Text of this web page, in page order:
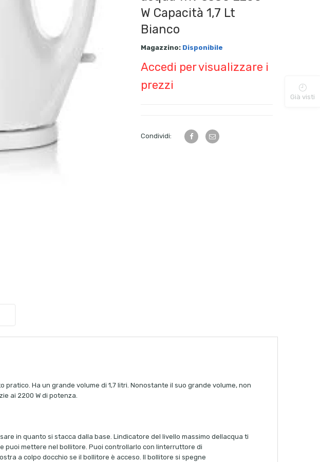
W Capacità 1,7 Lt
Bianco
Magazzino: Disponibile
Accedi per visualizzare i
prezzi
Condividi:
pratico. Ha un grande volume di 1,7 litri. Nonostante il suo grande volume, non
ai 2200 W di potenza.
in quanto si stacca dalla base. Lindicatore del livello massimo dellacqua ti
puoi mettere nel bollitore. Puoi controllarlo con linterruttore di
a colpo docchio se il bollitore è acceso. Il bollitore si spegne
Già visti